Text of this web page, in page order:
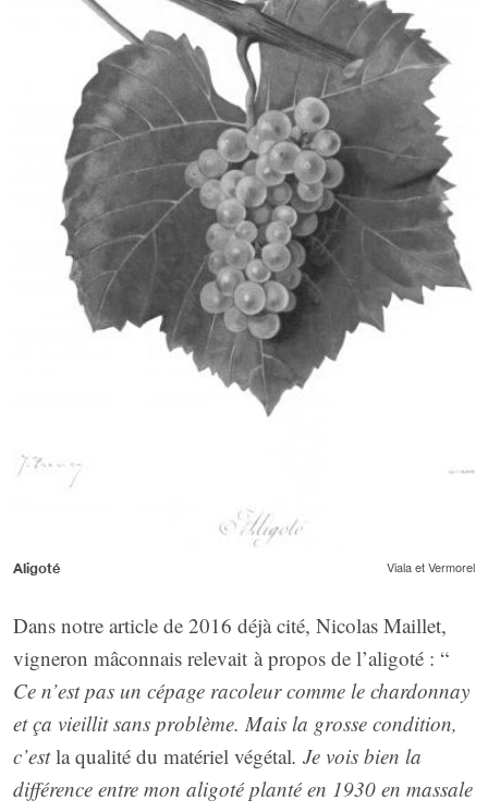
Aligoté Viala et Vermorel
Dans notre article de 2016 déjà cité, Nicolas Maillet,
vigneron mâconnais relevait à propos de l’aligoté : “
Ce n’est pas un cépage racoleur comme le chardonnay
et ça vieillit sans problème. Mais la grosse condition,
c’estla qualité du matériel végétal. Je vois bien la
différence entre mon aligoté planté en 1930 en massale